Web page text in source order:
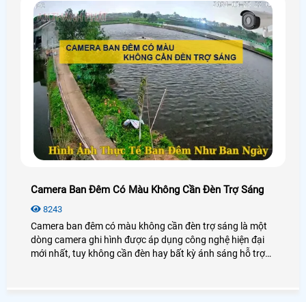
Camera Ban Đêm Có Màu Không Cần Đèn Trợ Sáng
8243
Camera ban đêm có màu không cần đèn trợ sáng là một
dòng camera ghi hình được áp dụng công nghệ hiện đại
mới nhất, tuy không cần đèn hay bất kỳ ánh sáng hỗ trợ